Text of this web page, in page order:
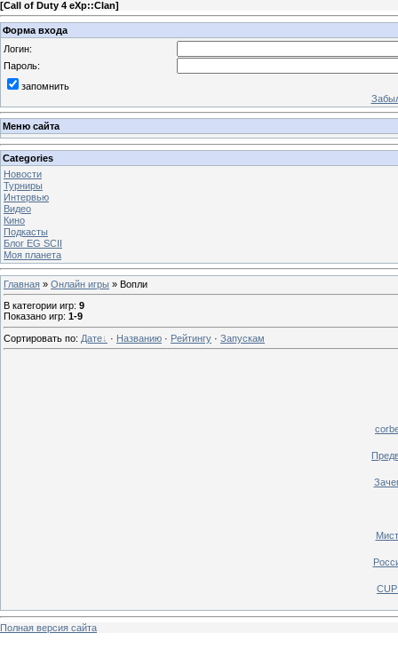
[Call of Duty 4 eXp::Clan]
Форма входа
Логин:
Пароль:
запомнить
Меню сайта
Categories
Новости
Турниры
Интервью
Видео
Кино
Подкасты
Блог EG SCII
Моя планета
Главная » Онлайн игры » Вопли
В категории игр: 9
Показано игр: 1-9
Сортировать по: Дате · Названию · Рейтингу · Запускам
Полная версия сайта